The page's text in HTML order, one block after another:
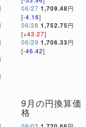
06/27 1,709.48円
[-4.16]
06/28 1,752.75円
[+43.27]
06/29 1,706.33円
[-46.42]
9月の円換算価
格